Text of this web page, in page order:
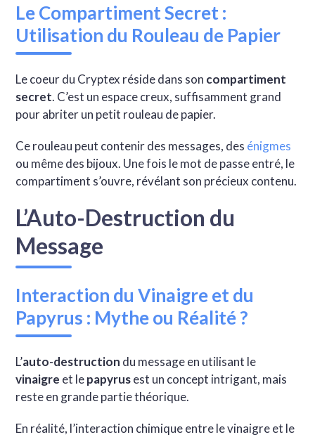
Le Compartiment Secret :
Utilisation du Rouleau de Papier
Le coeur du Cryptex réside dans son compartiment
secret. C’est un espace creux, suffisamment grand
pour abriter un petit rouleau de papier.
Ce rouleau peut contenir des messages, des énigmes
ou même des bijoux. Une fois le mot de passe entré, le
compartiment s’ouvre, révélant son précieux contenu.
L’Auto-Destruction du
Message
Interaction du Vinaigre et du
Papyrus : Mythe ou Réalité ?
L’auto-destruction du message en utilisant le
vinaigre et lepapyrusest un concept intrigant, mais
reste en grande partie théorique.
En réalité, l’interaction chimique entre le vinaigre et le